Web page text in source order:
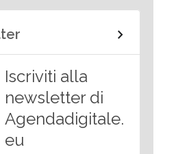
Iscriviti alla
newsletter di
Agendadigitale.
eu